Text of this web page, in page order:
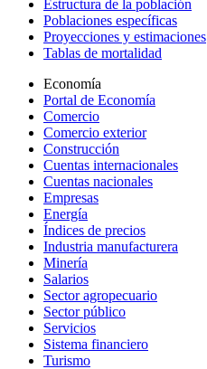
Estructura de la población
Poblaciones específicas
Proyecciones y estimaciones
Tablas de mortalidad
Economía
Portal de Economía
Comercio
Comercio exterior
Construcción
Cuentas internacionales
Cuentas nacionales
Empresas
Energía
Índices de precios
Industria manufacturera
Minería
Salarios
Sector agropecuario
Sector público
Servicios
Sistema financiero
Turismo